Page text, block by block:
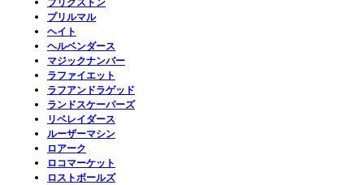
プリルマル
ヘイト
ヘルベンダース
マジックナンバー
ラファイエット
ラフアンドラゲッド
ランドスケーパーズ
リベレイダース
ルーザーマシン
ロアーク
ロコマーケット
ロストボールズ